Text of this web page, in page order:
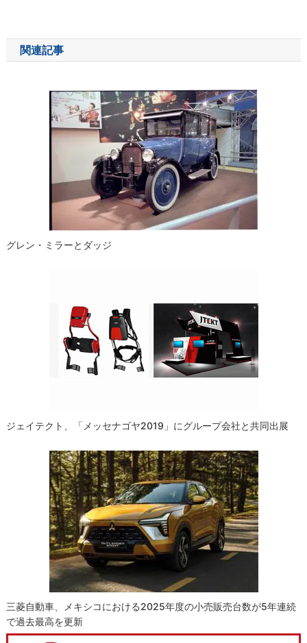
ナ
ビ
関連記事
グレン・ミラーとダッジ
ジェイテクト、「メッセナゴヤ2019」にグループ会社と共同出展
三菱自動車、メキシコにおける2025年度の小売販売台数が5年連続
で過去最高を更新